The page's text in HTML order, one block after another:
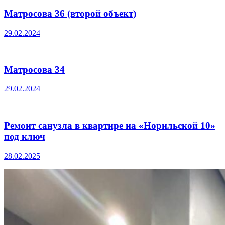
Матросова 36 (второй объект)
29.02.2024
Матросова 34
29.02.2024
Ремонт санузла в квартире на «Норильской 10»
под ключ
28.02.2025